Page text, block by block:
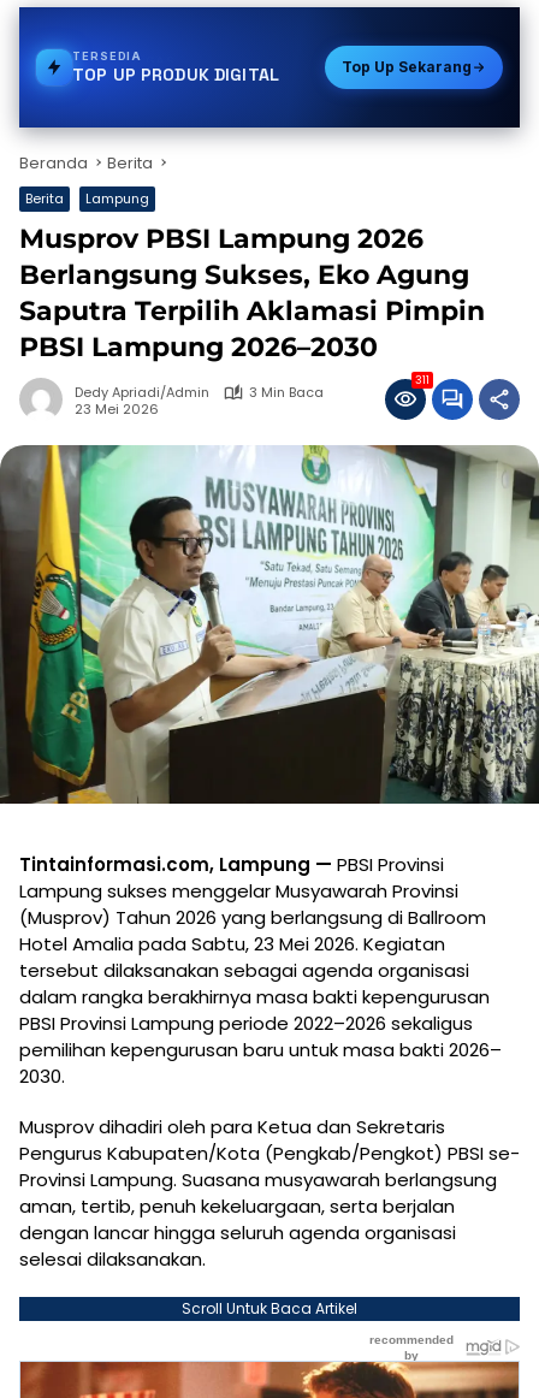
TERSEDIA
TOP UP PRODUK DIGITAL Top Up Sekarang
Beranda Berita
Berita Lampung
Musprov PBSI Lampung 2026
Berlangsung Sukses, Eko Agung
Saputra Terpilih Aklamasi Pimpin
PBSI Lampung 2026–2030
Dedy Apriadi/Admin
3 Min Baca
23 Mei 2026
311
Tintainformasi.com, Lampung — PBSI Provinsi
Lampung sukses menggelar Musyawarah Provinsi
(Musprov) Tahun 2026 yang berlangsung di Ballroom
Hotel Amalia pada Sabtu, 23 Mei 2026. Kegiatan
tersebut dilaksanakan sebagai agenda organisasi
dalam rangka berakhirnya masa bakti kepengurusan
PBSI Provinsi Lampung periode 2022–2026 sekaligus
pemilihan kepengurusan baru untuk masa bakti 2026–
2030.
Musprov dihadiri oleh para Ketua dan Sekretaris
Pengurus Kabupaten/Kota (Pengkab/Pengkot) PBSI se-
Provinsi Lampung. Suasana musyawarah berlangsung
aman, tertib, penuh kekeluargaan, serta berjalan
dengan lancar hingga seluruh agenda organisasi
selesai dilaksanakan.
Scroll Untuk Baca Artikel